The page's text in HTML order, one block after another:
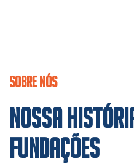
SOBRE NÓS
NOSSA
FUNDAÇÕES